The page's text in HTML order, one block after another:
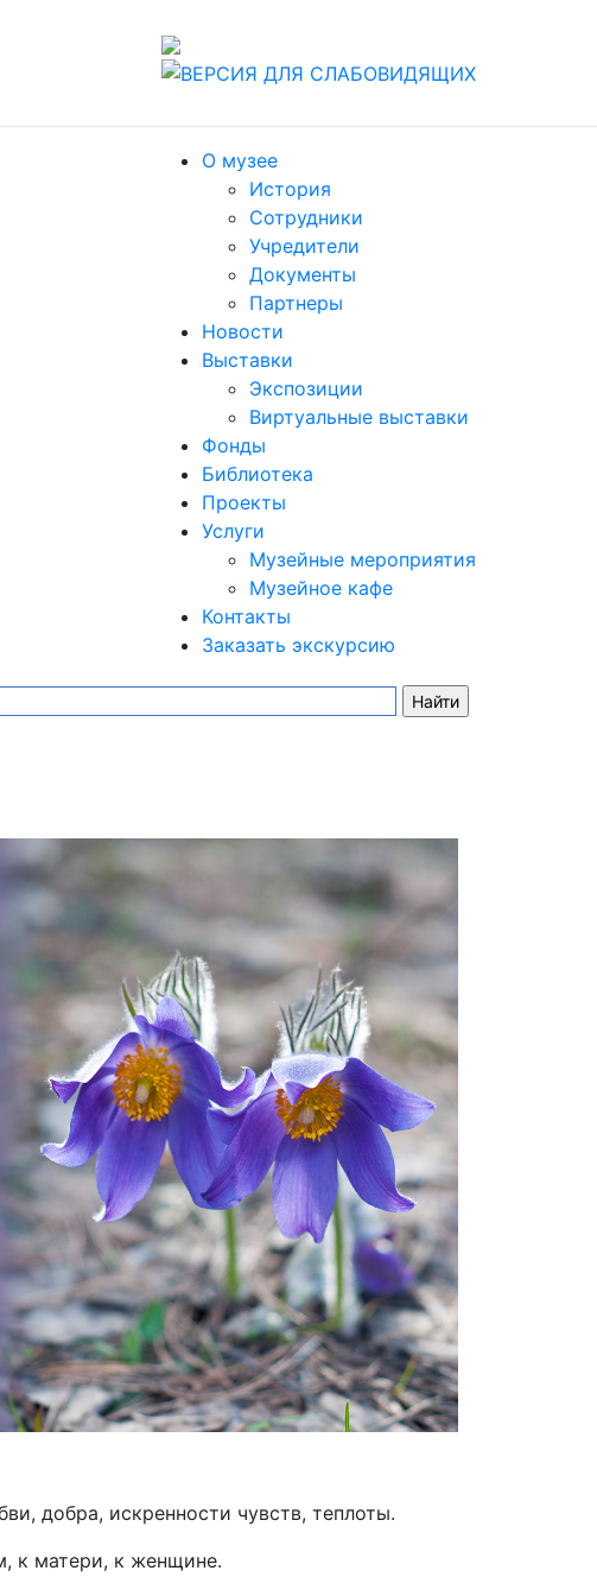
О музее
История
Сотрудники
Учредители
Документы
Партнеры
Новости
Выставки
Экспозиции
Виртуальные выставки
Фонды
Библиотека
Проекты
Услуги
Музейные мероприятия
Музейное кафе
Контакты
Заказать экскурсию
добра, искренности чувств, теплоты.
к матери, к женщине.